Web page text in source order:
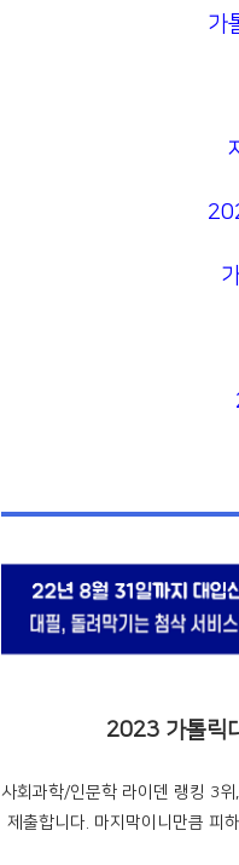
가
2023 가톨릭
사회과학/인문학 라이덴 랭킹 3
제출합니다. 마지막이니만큼 피